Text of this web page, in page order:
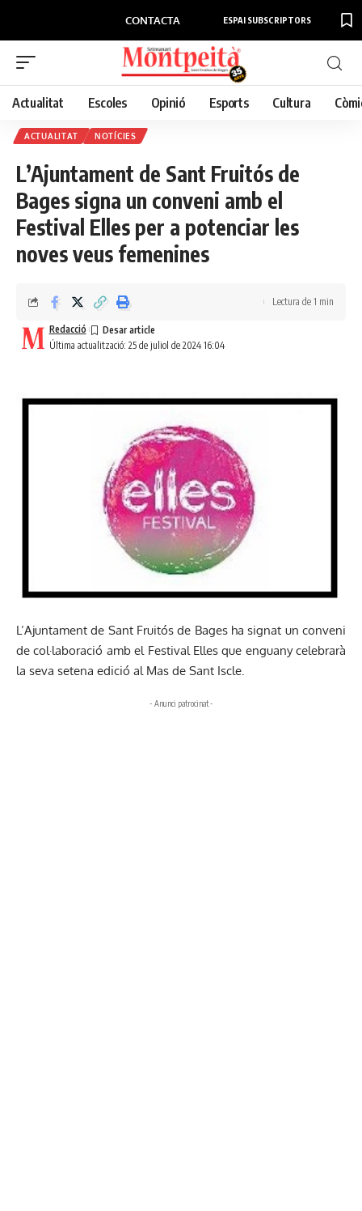
CONTACTA ESPAI SUBSCRIPTORS
Actualitat Escoles Opinió Esports Cultura
ACTUALITAT NOTÍCIES
L’Ajuntament de Sant Fruitós de
Bages signa un conveni amb el
Festival Elles per a potenciar les
noves veus femenines
Última actualització: 25 de juliol de 2024 16:04
Redacció
Lectura de 1 min
L’Ajuntament de Sant Fruitós de Bages ha signat un conveni
de col·laboració amb el Festival Elles que enguany celebrarà
la seva setena edició al Mas de Sant Iscle.
- Anunci patrocinat -